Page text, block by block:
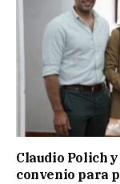
Claudio Polich
convenio para